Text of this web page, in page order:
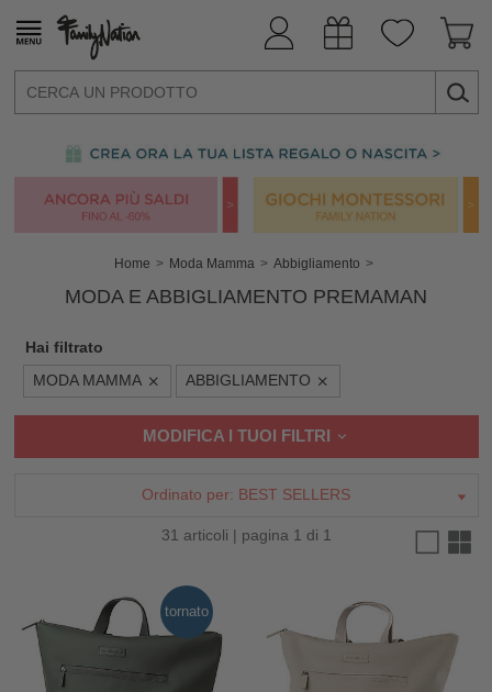
Home Moda Mamma Abbigliamento
MODA E ABBIGLIAMENTO PREMAMAN
Hai filtrato
MODA MAMMA ABBIGLIAMENTO
MODIFICA I TUOI FILTRI
Ordinato per: BEST SELLERS
31 articoli | pagina 1 di 1
tornato